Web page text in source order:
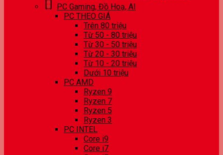
PC Gaming, Đồ Hoạ, AI
PC THEO GIÁ
Trên 80 triệu
Từ 50 - 80 triệu
Từ 30 - 50 triệu
Từ 20 - 30 triệu
Từ 10 - 20 triệu
Dưới 10 triệu
PC AMD
Ryzen 9
Ryzen 7
Ryzen 5
Ryzen 3
PC INTEL
Core i9
Core i7